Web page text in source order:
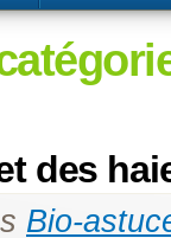
des
Bio-